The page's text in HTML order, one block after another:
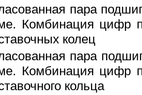
пара
Комбинация цифр
колец
пара
Комбинация цифр
кольца